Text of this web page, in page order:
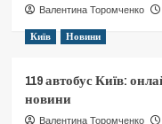
Валентина Торомченко
Київ Новини
119 автобус Київ:
новини
Валентина Торомченко